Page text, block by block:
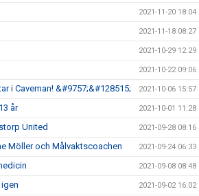
2021-11-20 18:04
2021-11-18 08:27
2021-10-29 12:29
2021-10-22 09:06
i Caveman! &#9757;&#128515; 2021-10-06 15:57
år 2021-10-01 11:28
United 2021-09-28 08:16
Möller och Målvaktscoachen 2021-09-24 06:33
2021-09-08 08:48
2021-09-02 16:02